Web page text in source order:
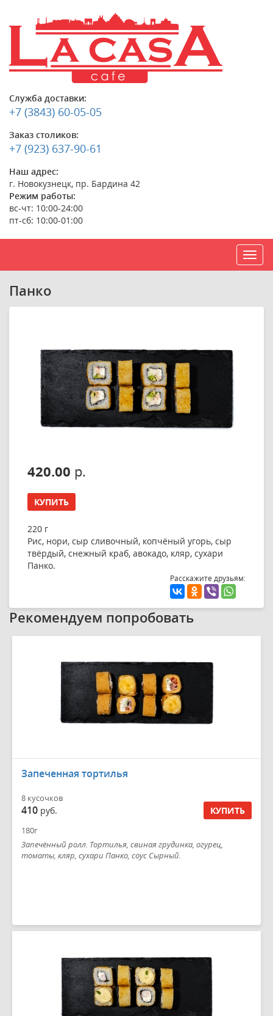
Служба доставки:
+7 (3843) 60-05-05
Заказ столиков:
+7 (923) 637-90-61
Наш адрес:
г. Новокузнецк, пр. Бардина 42
Режим работы:
вс-чт: 10:00-24:00
пт-сб: 10:00-01:00
Панко
420.00 р.
КУПИТЬ
220 г
Рис, нори, сыр сливочный, копчёный угорь, сыр
твёрдый, снежный краб, авокадо, кляр, сухари
Панко.
Расскажите друзьям:
Рекомендуем попробовать
Запеченная тортилья
8 кусочков
410 руб. КУПИТЬ
180г
Запечённый ролл. Тортилья, свиная грудинка, огурец,
томаты, кляр, сухари Панко, соус Сырный.